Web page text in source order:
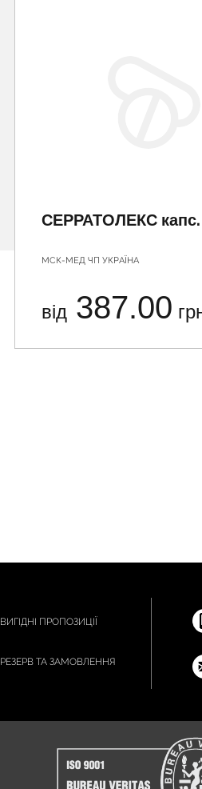
СЕРРАТОЛЕКС капс.
МСК-МЕД ЧП УКРАЇНА
від 387.00
ВИГІДНІ ПРОПОЗИЦІЇ
РЕЗЕРВ ТА ЗАМОВЛЕННЯ